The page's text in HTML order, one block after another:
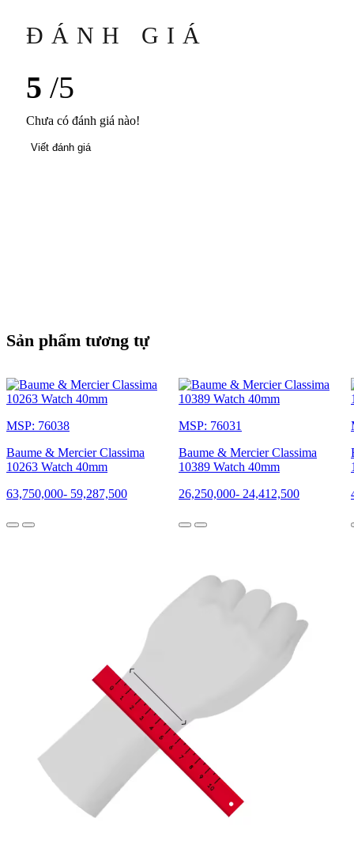
Chất liệu: Cá sấu
SỰ CHUYỂN ĐỘNG
Thụy Sĩ sản xuất
TRƯỜNG HỢP
hình dạng: Tròn
Đường kính: 40 mm
Độ dày: 8,95 mm
Chất liệu: Thép
Kết thúc: Đánh bóng
ĐÁNH GIÁ
5 /5
Chưa có đánh giá nào!
Viết đánh giá
Sản phẩm tương tự
MSP: 76038
Baume & Mercier Classima
10263 Watch 40mm
63,750,000- 59,287,500
MSP: 76031
Baume & Mercier Classima
10389 Watch 40mm
26,250,000- 24,412,500